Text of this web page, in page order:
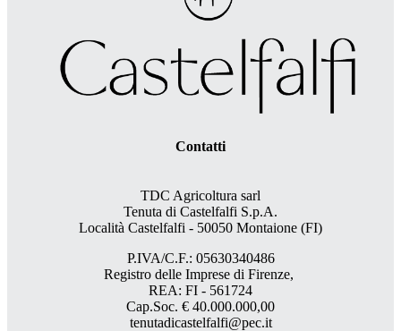
Contatti
TDC Agricoltura sarl
Tenuta di Castelfalfi S.p.A.
Località Castelfalfi - 50050 Montaione (FI)
P.IVA/C.F.: 05630340486
Registro delle Imprese di Firenze,
REA: FI - 561724
Cap.Soc. € 40.000.000,00
tenutadicastelfalfi@pec.it